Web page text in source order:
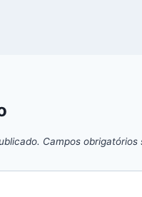
Campos obrigatórios